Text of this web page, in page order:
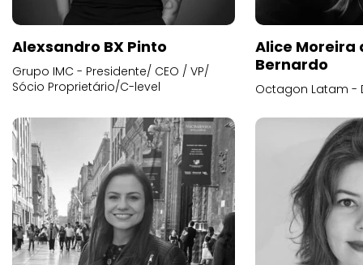
Alexsandro BX Pinto
Grupo IMC - Presidente/ CEO / VP/
Sócio Proprietário/C-level
Alice
Bernardo
Octagon Latam -